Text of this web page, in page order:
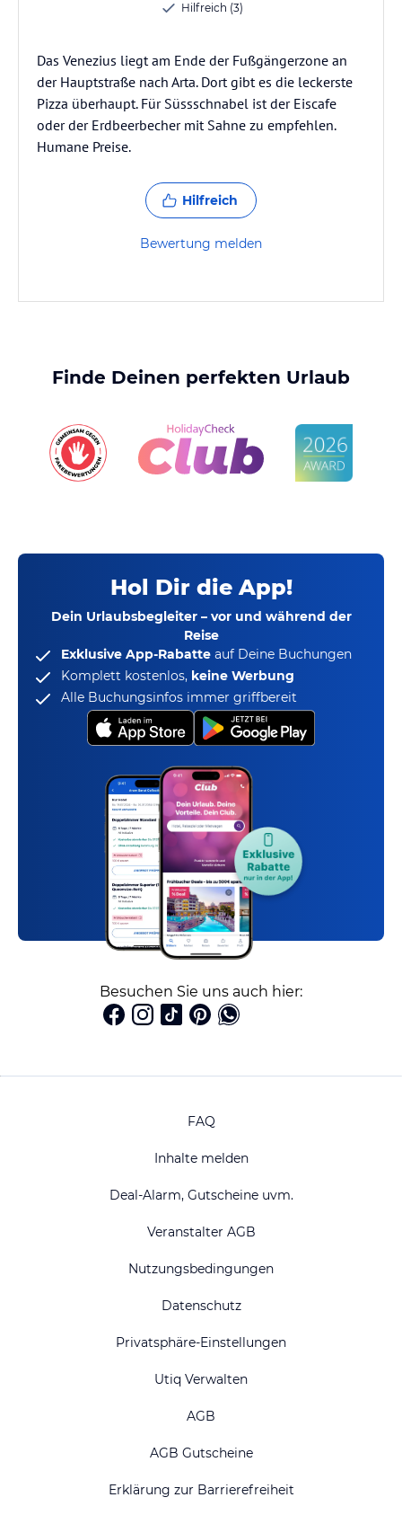
Hilfreich (3)
Das Venezius liegt am Ende der Fußgängerzone an
der Hauptstraße nach Arta. Dort gibt es die leckerste
Pizza überhaupt. Für Süssschnabel ist der Eiscafe
oder der Erdbeerbecher mit Sahne zu empfehlen.
Humane Preise.
Hilfreich
Bewertung melden
Finde Deinen perfekten Urlaub
Hol Dir die App!
Dein Urlaubsbegleiter – vor und während der
Reise
Exklusive App-Rabatte auf Deine Buchungen
Komplett kostenlos, keine Werbung
Alle Buchungsinfos immer griffbereit
Besuchen Sie uns auch hier:
FAQ
Inhalte melden
Deal-Alarm, Gutscheine uvm.
Veranstalter AGB
Nutzungsbedingungen
Datenschutz
Privatsphäre-Einstellungen
Utiq Verwalten
AGB
AGB Gutscheine
Erklärung zur Barrierefreiheit